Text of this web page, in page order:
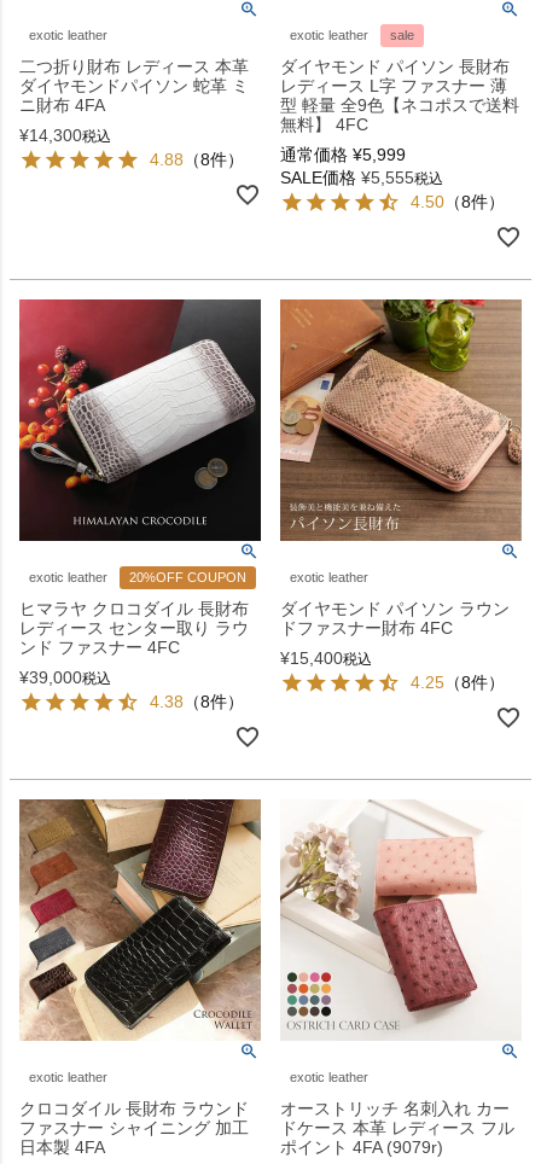
exotic leather
二つ折り財布 レディース 本革
ダイヤモンドパイソン 蛇革 ミ
ニ財布 4FA
¥14,300税込
4.88 （8件）
exotic leather sale
ダイヤモンド パイソン 長財布
レディース L字 ファスナー 薄
型 軽量 全9色【ネコポスで送料
無料】 4FC
通常価格 ¥5,999
SALE価格 ¥5,555税込
4.50 （8件）
exotic leather 20%OFF COUPON
ヒマラヤ クロコダイル 長財布
レディース センター取り ラウ
ンド ファスナー 4FC
¥39,000税込
4.38 （8件）
exotic leather
ダイヤモンド パイソン ラウン
ドファスナー財布 4FC
¥15,400税込
4.25 （8件）
exotic leather
クロコダイル 長財布 ラウンド
ファスナー シャイニング 加工
日本製 4FA
exotic leather
オーストリッチ 名刺入れ カー
ドケース 本革 レディース フル
ポイント 4FA (9079r)